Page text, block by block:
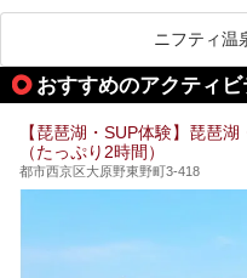
旅行やお出かけ
ひ気軽に立ち寄
ニフティ温
おすすめのアクティ
【琵琶湖・SUP体験】琵琶
（たっぷり2時間）
都市西京区大原野東野町3-418